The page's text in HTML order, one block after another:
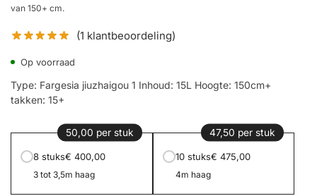
van 150+ cm.
(1 klantbeoordeling)
Op voorraad
Type: Fargesia jiuzhaigou 1 Inhoud: 15L Hoogte: 150cm+
takken: 15+
50,00 per stuk
8 stuks€ 400,00
3 tot 3,5m haag
47,50 per stuk
10 stuks€ 475,00
4m haag